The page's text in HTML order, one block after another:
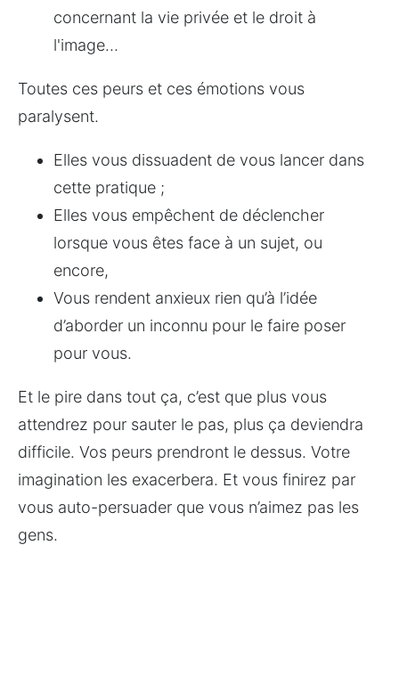
concernant la vie privée et le droit à
l'image…
Toutes ces peurs et ces émotions vous
paralysent.
Elles vous dissuadent de vous lancer dans
cette pratique ;
Elles vous empêchent de déclencher
lorsque vous êtes face à un sujet, ou
encore,
Vous rendent anxieux rien qu’à l’idée
d’aborder un inconnu pour le faire poser
pour vous.
Et le pire dans tout ça, c’est que plus vous
attendrez pour sauter le pas, plus ça deviendra
difficile. Vos peurs prendront le dessus. Votre
imagination les exacerbera. Et vous finirez par
vous auto-persuader que vous n’aimez pas les
gens.